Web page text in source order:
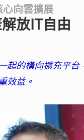
向雲擴展
放IT自由
起的橫向擴充平
效益。